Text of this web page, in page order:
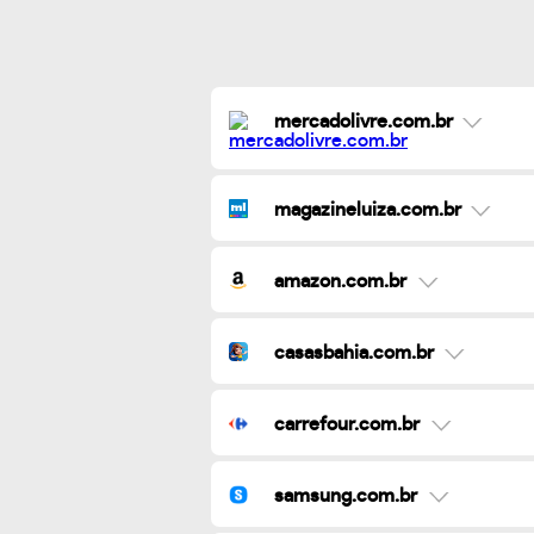
mercadolivre.com.br
magazineluiza.com.br
amazon.com.br
casasbahia.com.br
carrefour.com.br
samsung.com.br